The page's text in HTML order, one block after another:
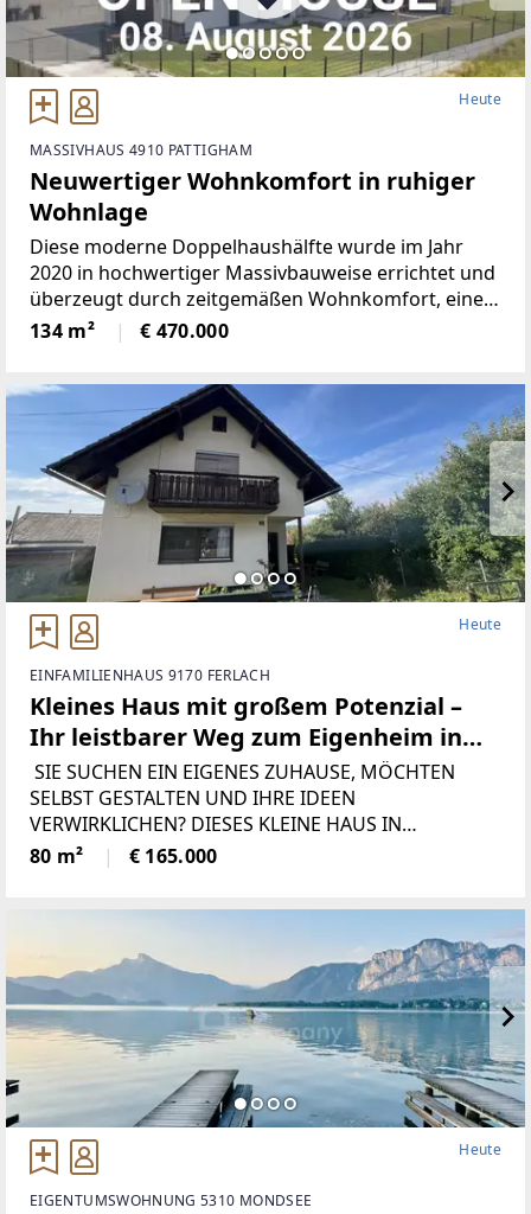
Heute
MASSIVHAUS 4910 PATTIGHAM
Neuwertiger Wohnkomfort in ruhiger
Wohnlage
Diese moderne Doppelhaushälfte wurde im Jahr
2020 in hochwertiger Massivbauweise errichtet und
überzeugt durch zeitgemäßen Wohnkomfort, eine
ruhige Wohnlage sowie ein durchdachtes
Raumkonzept.Die Wohnfläche erstreckt sich über
134 m² € 470.000
Heute
EINFAMILIENHAUS 9170 FERLACH
Kleines Haus mit großem Potenzial –
Ihr leistbarer Weg zum Eigenheim in
Ferlach
SIE SUCHEN EIN EIGENES ZUHAUSE, MÖCHTEN
SELBST GESTALTEN UND IHRE IDEEN
VERWIRKLICHEN? DIESES KLEINE HAUS IN
ZENTRALER LAGE VON FERLACH BIETET DIE
PERFEKTE GELEGENHEIT FÜR ALLE, DIE GERNE
80 m² € 165.000
Heute
EIGENTUMSWOHNUNG 5310 MONDSEE